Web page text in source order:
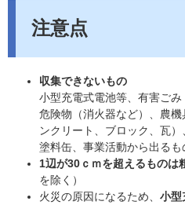
注意点
収集できないもの
小型充電式電池等、有害ごみ
危険物（消火器など）、農
ンクリート、ブロック、瓦
塗料缶、事業活動から出る
1辺が30ｃｍを超えるものは
を除く）
​火災の原因になるため、 小型